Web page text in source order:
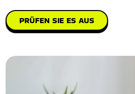
PRÜFEN SIE ES AUS